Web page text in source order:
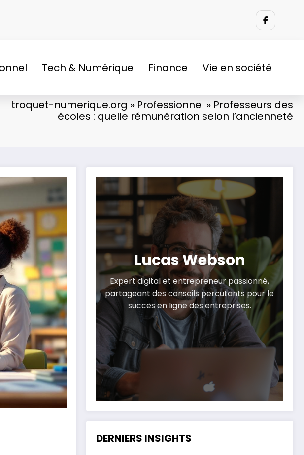
Tech & Numérique Finance Vie en société
troquet-numerique.org » Professionnel » Professeurs des
écoles : quelle rémunération selon l’ancienneté
Lucas Webson
Expert digital et entrepreneur passionné,
partageant des conseils percutants pour le
succès en ligne des entreprises.
DERNIERS INSIGHTS